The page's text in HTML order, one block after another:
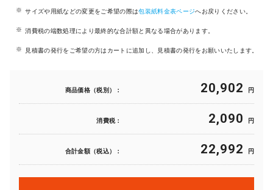
サイズや用紙などの変更をご希望の際は包装紙料金表ページへお戻りください。
消費税の端数処理により最終的な合計額と異なる場合があります。
見積書の発行をご希望の方はカートに追加し、見積書の発行をお願いいたします。
商品価格（税別）： 20,902 円
消費税： 2,090 円
合計金額（税込）： 22,992 円